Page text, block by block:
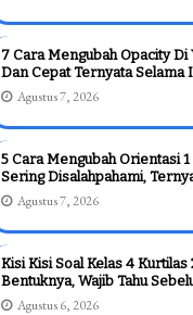
7 Cara Mengubah Opacity
Dan Cepat Ternyata Selama
Agustus 7, 2026
5 Cara Mengubah Orientasi
Sering Disalahpahami,
Agustus 7, 2026
Kisi Kisi Soal Kelas 4
Bentuknya, Wajib Tahu
Agustus 6, 2026